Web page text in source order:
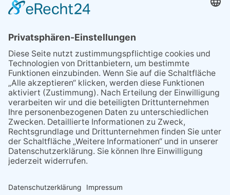
Sperrung B455: Kleiner
Grenzverkehr statt weite Wege
21.04.2026
Wenn Bahn-Computer nicht
miteinander kommunizieren
11.03.2026
"Plakatverbot für überregionale
Demos"
04.02.2026
Gelbe Tonne – Ein kleiner Blick
über den Tellerand
04.02.2026
Plastikersparnis durch Nutzung
von Gelber Tonne statt Säcken